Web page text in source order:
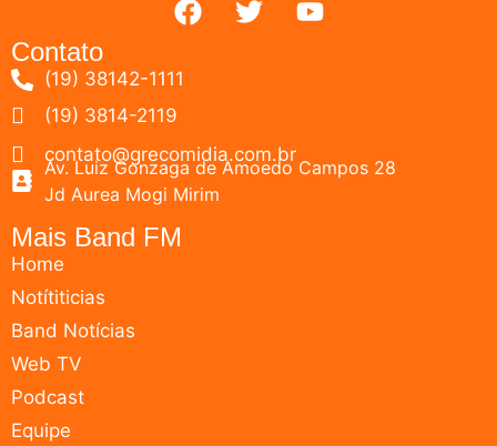
Contato
(19) 38142-1111
(19) 3814-2119
contato@grecomidia.com.br
Av. Luiz Gonzaga de Amoedo Campos 28
Jd Aurea Mogi Mirim
Mais Band FM
Home
Notítiticias
Band Notícias
Web TV
Podcast
Equipe